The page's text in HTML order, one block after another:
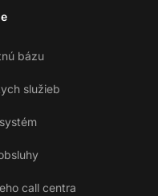
bázu
služieb
call centra